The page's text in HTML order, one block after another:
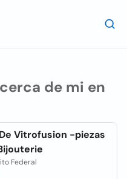
cerca de mi en
Vitrofusion -piezas
Federal